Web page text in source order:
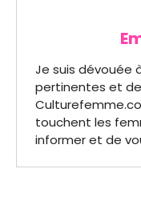
Je suis dévouée
pertinentes et
touchent les
informer et de